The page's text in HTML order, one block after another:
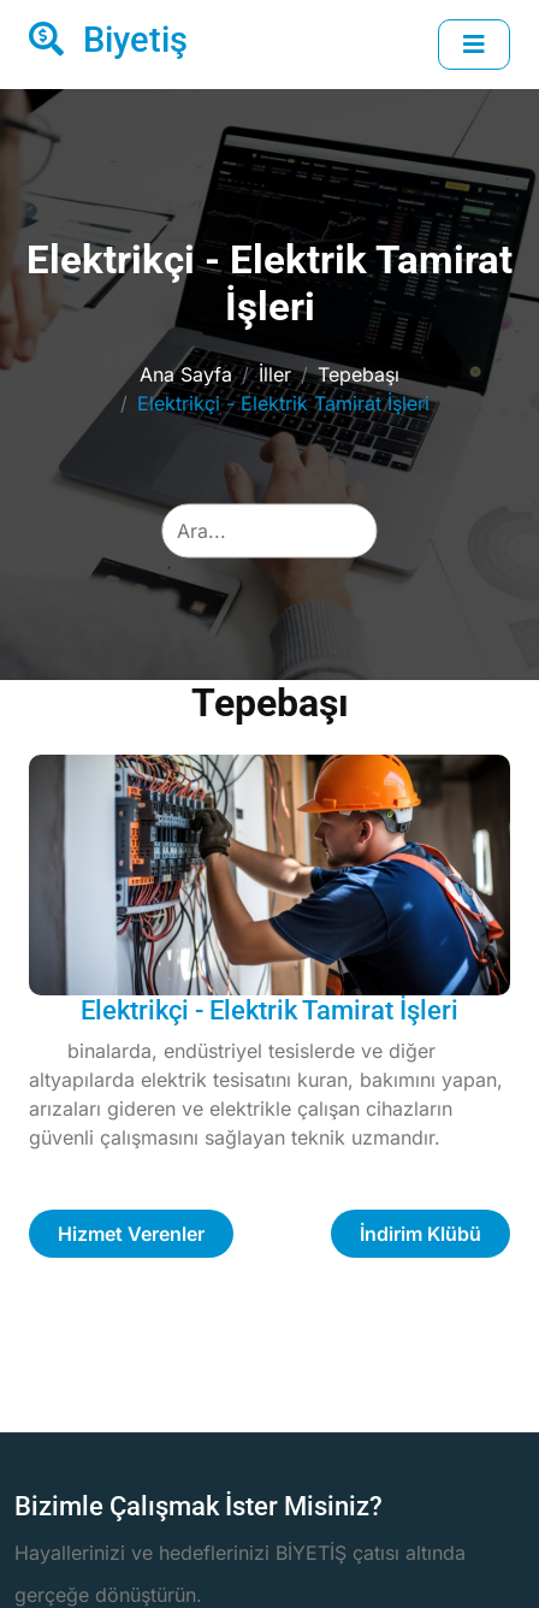
Biyetiş
Elektrikçi - Elektrik Tamirat
İşleri
Ana Sayfa İller
Tepebaşı
Elektrikçi - Elektrik Tamirat İşleri
Tepebaşı
Elektrikçi - Elektrik Tamirat İşleri
binalarda, endüstriyel tesislerde ve diğer
altyapılarda elektrik tesisatını kuran, bakımını yapan,
arızaları gideren ve elektrikle çalışan cihazların
güvenli çalışmasını sağlayan teknik uzmandır.
Hizmet Verenler İndirim Klübü
Bizimle Çalışmak İster Misiniz?
Hayallerinizi ve hedeflerinizi BİYETİŞ çatısı altında
gerçeğe dönüştürün.